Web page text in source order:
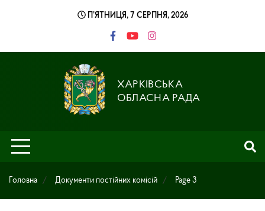
П’ЯТНИЦЯ, 7 СЕРПНЯ, 2026
ХАРКІВСЬКА
ОБЛАСНА РАДА
Головна Документи постійних комісій Page 3